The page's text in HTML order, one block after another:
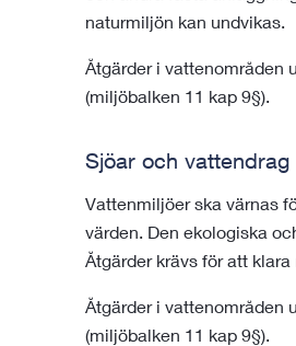
naturmiljön kan undvikas.
Åtgärder i vattenområden
(miljöbalken 11 kap 9§).
Sjöar och vattendrag
Vattenmiljöer ska värnas
värden. Den ekologiska
Åtgärder krävs för att
Åtgärder i vattenområden
(miljöbalken 11 kap 9§).